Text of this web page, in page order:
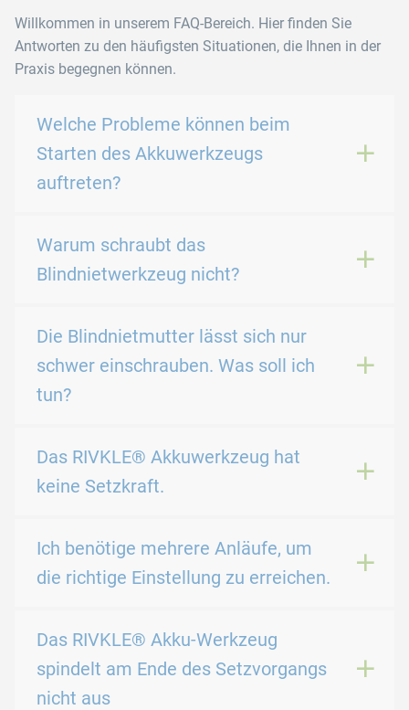
Willkommen in unserem FAQ-Bereich. Hier finden Sie
Antworten zu den häufigsten Situationen, die Ihnen in der
Praxis begegnen können.
Welche Probleme können beim
Starten des Akkuwerkzeugs
auftreten?
Warum schraubt das
Blindnietwerkzeug nicht?
Die Blindnietmutter lässt sich nur
schwer einschrauben. Was soll ich
tun?
Das RIVKLE® Akkuwerkzeug hat
keine Setzkraft.
Ich benötige mehrere Anläufe, um
die richtige Einstellung zu erreichen.
Das RIVKLE® Akku-Werkzeug
spindelt am Ende des Setzvorgangs
nicht aus